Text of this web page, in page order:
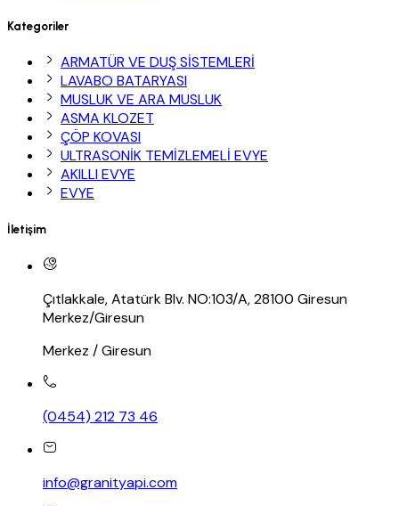
Kategoriler
ARMATÜR VE DUŞ SİSTEMLERİ
LAVABO BATARYASI
MUSLUK VE ARA MUSLUK
ASMA KLOZET
ÇÖP KOVASI
ULTRASONİK TEMİZLEMELİ EVYE
AKILLI EVYE
EVYE
İletişim
Çıtlakkale, Atatürk Blv. NO:103/A, 28100 Giresun
Merkez/Giresun
Merkez / Giresun
(0454) 212 73 46
info@granityapi.com